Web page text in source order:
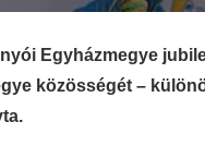
Egyházmegye
közösségét –